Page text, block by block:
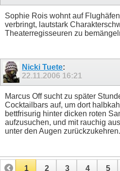
Sophie Rois wohnt auf
verbringt, lautstark
Theaterregisseuren zu
Nicki Tuete:
22.11.2006 16:21
Marcus Off sucht zu später
Cocktailbars auf, um dort
bettfrisurig hinter dicken roten
aufzusuchen, und mit rauchig
unter den Augen zurückzukehren.
1 2 3 4 5